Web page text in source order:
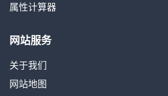
属性计算器
网站服务
关于我们
网站地图